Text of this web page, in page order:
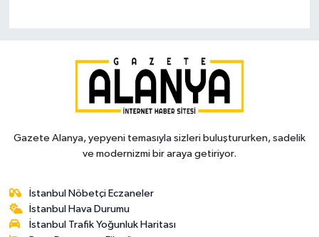
Gazete Alanya, yepyeni temasıyla sizleri buluştururken, sadelik
ve modernizmi bir araya getiriyor.
İstanbul Nöbetçi Eczaneler
İstanbul Hava Durumu
İstanbul Trafik Yoğunluk Haritası